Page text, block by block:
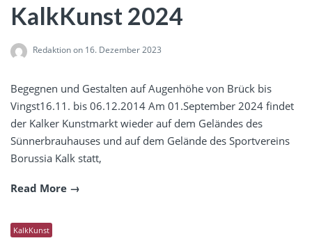
KalkKunst 2024
Redaktionon 16. Dezember 2023
Begegnen und Gestalten auf Augenhöhe von Brück bis
Vingst16.11. bis 06.12.2014 Am 01.September 2024 findet
der Kalker Kunstmarkt wieder auf dem Geländes des
Sünnerbrauhauses und auf dem Gelände des Sportvereins
Borussia Kalk statt,
Read More
KalkKunst